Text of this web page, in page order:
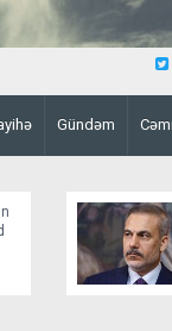
Gündəm